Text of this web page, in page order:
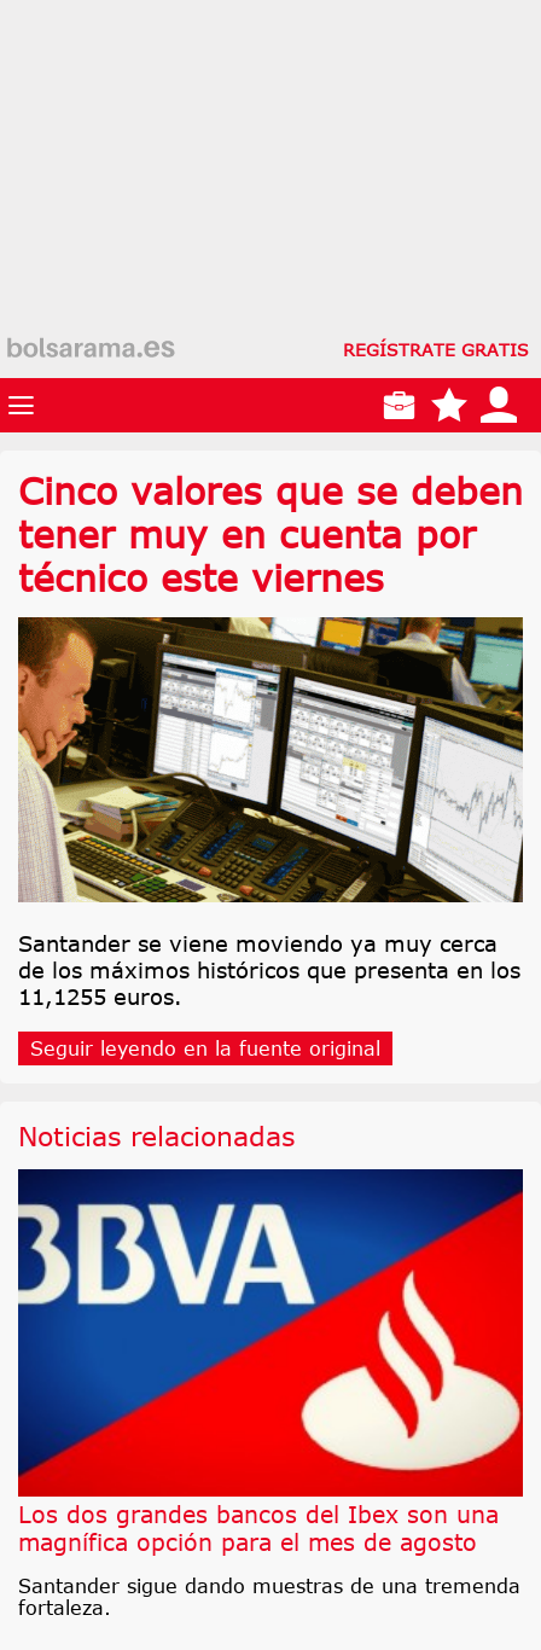
REGÍSTRATE GRATIS
Cinco valores que se deben
tener muy en cuenta por
técnico este viernes
Santander se viene moviendo ya muy cerca
de los máximos históricos que presenta en los
11,1255 euros.
Seguir leyendo en la fuente original
Noticias relacionadas
Los dos grandes bancos del Ibex son una
magnífica opción para el mes de agosto
Santander sigue dando muestras de una tremenda
fortaleza.